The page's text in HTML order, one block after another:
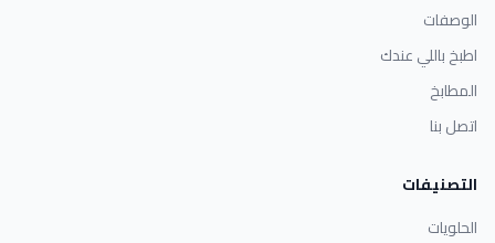
الوصفات
اطبخ باللي عندك
المطابخ
اتصل بنا
التصنيفات
الحلويات